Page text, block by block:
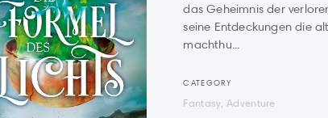
das Geheimnis der
seine Entdeckungen die
machthu...
CATEGORY
Fantasy, Adventure